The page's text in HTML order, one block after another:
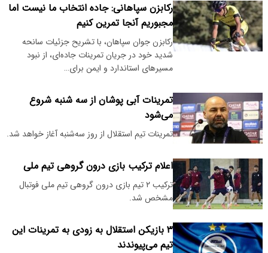
رکابزن سپاهانی: جاده انتخاب ما نیست اما
مجبوریم آنجا تمرین کنیم
رکابزن جوان سپاهان، با تشریح جزئیات سانحه
شدید خود در جریان تمرینات جاده‌ای، از نبود
مسیرهای استاندارد و ایمن برای…
تمرینات آبی پوشان از سه شنبه شروع
می‌شود
تمرینات تیم استقلال از روز سه‌شنبه آغاز خواهد شد.
اعلام ترکیب بازی درون گروهی تیم ملی
ترکیب ۲ تیم بازی درون گروهی تیم ملی فوتبال
مشخص شد.
۳ بازیکن استقلال به زودی به تمرینات این
تیم می‌پیوندند